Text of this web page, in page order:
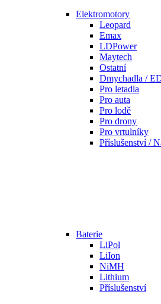
Elektromotory
Leopard
Emax
LDPower
Maytech
Ostatní
Dmychadla /
Pro letadla
Pro auta
Pro lodě
Pro drony
Pro vrtulníky
Příslušenství /
Baterie
LiPol
LiIon
NiMH
Lithium
Příslušenství